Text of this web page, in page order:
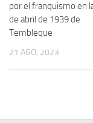
Militantes
Izquierda
por el franquismo en
de abril de 1939 de
Tembleque
21 AGO, 2023